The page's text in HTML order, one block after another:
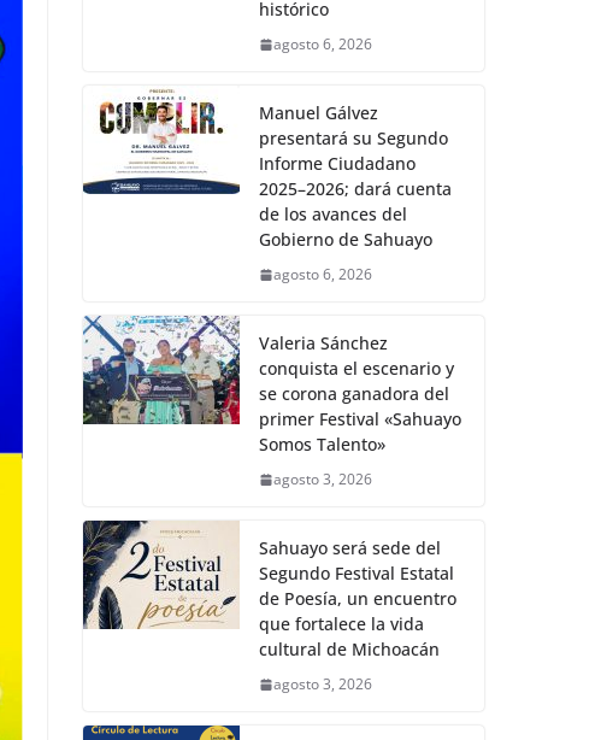
histórico
agosto 6, 2026
Manuel Gálvez
presentará su Segundo
Informe Ciudadano
2025–2026; dará cuenta
de los avances del
Gobierno de Sahuayo
agosto 6, 2026
Valeria Sánchez
conquista el escenario y
se corona ganadora del
primer Festival «Sahuayo
Somos Talento»
agosto 3, 2026
Sahuayo será sede del
Segundo Festival Estatal
de Poesía, un encuentro
que fortalece la vida
cultural de Michoacán
agosto 3, 2026